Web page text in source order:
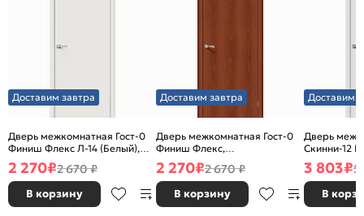
Доставим завтра
Дверь межкомнатная Гост-0
Финиш Флекс Л-14 (Белый),
глухая, каркасно-щитовая
2 270₽2 670 ₽
В корзину
Доставим завтра
Дверь межкомнатная Гост-0
Финиш Флекс,
Ламинированные Л-11
(ИталОрех), глухая, каркасно-
щитовая
2 270₽2 670 ₽
В корзину
Доставим
Дверь
Скинни-12
глухая,
3 803₽5
В